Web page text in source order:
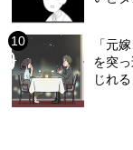
「元
を突
じれる